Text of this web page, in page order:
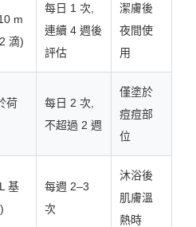
m
滴)
每日 1 次,
連續 4 週後
評估
潔膚後
夜間使
用
荷
每日 2 次,
不超過 2 週
僅塗於
痘痘部
位
基
每週 2–3
次
沐浴後
肌膚溫
熱時